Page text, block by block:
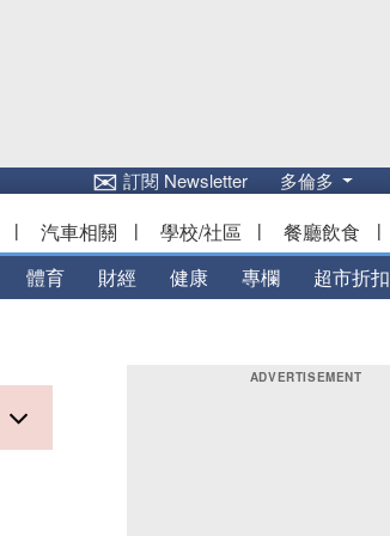
✉訂閱 Newsletter 多倫多
| 汽車相關 | 學校/社區 | 餐廳飲食 |
體育 財經 健康 專欄 超市折扣